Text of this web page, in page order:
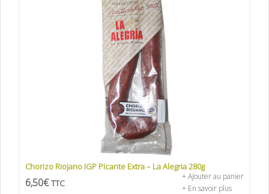
Chorizo Riojano IGP Picante Extra – La Alegria 280g
6,50€ TTC
+ Ajouter au panier
+ En savoir plus